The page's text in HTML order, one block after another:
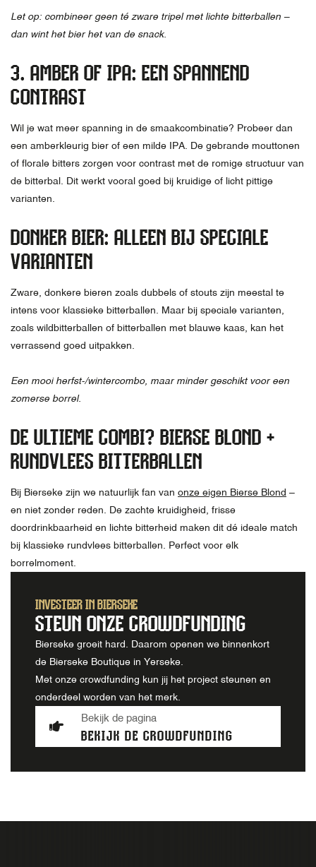
Let op: combineer geen té zware tripel met lichte bitterballen –
dan wint het bier het van de snack.
3. AMBER OF IPA: EEN SPANNEND
CONTRAST
Wil je wat meer spanning in de smaakcombinatie? Probeer dan
een amberkleurig bier of een milde IPA. De gebrande mouttonen
of florale bitters zorgen voor contrast met de romige structuur van
de bitterbal. Dit werkt vooral goed bij kruidige of licht pittige
varianten.
DONKER BIER: ALLEEN BIJ SPECIALE
VARIANTEN
Zware, donkere bieren zoals dubbels of stouts zijn meestal te
intens voor klassieke bitterballen. Maar bij speciale varianten,
zoals wildbitterballen of bitterballen met blauwe kaas, kan het
verrassend goed uitpakken.
Een mooi herfst-/wintercombo, maar minder geschikt voor een
zomerse borrel.
DE ULTIEME COMBI? BIERSE BLOND +
RUNDVLEES BITTERBALLEN
Bij Bierseke zijn we natuurlijk fan van onze eigen Bierse Blond –
en niet zonder reden. De zachte kruidigheid, frisse
doordrinkbaarheid en lichte bitterheid maken dit dé ideale match
bij klassieke rundvlees bitterballen. Perfect voor elk
borrelmoment.
INVESTEER IN BIERSEKE
STEUN ONZE CROWDFUNDING
Bierseke groeit hard. Daarom openen we binnenkort
de Bierseke Boutique in Yerseke.
Met onze crowdfunding kun jij het project steunen en
onderdeel worden van het merk.
Bekijk de pagina
BEKIJK DE CROWDFUNDING